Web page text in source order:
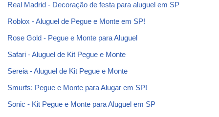
Real Madrid - Decoração de festa para aluguel em SP
Roblox - Aluguel de Pegue e Monte em SP!
Rose Gold - Pegue e Monte para Aluguel
Safari - Aluguel de Kit Pegue e Monte
Sereia - Aluguel de Kit Pegue e Monte
Smurfs: Pegue e Monte para Alugar em SP!
Sonic - Kit Pegue e Monte para Aluguel em SP